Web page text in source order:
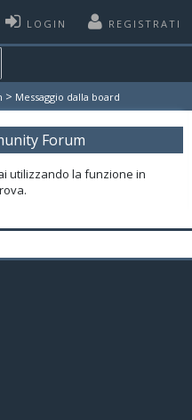
LOGIN REGISTRATI
> Messaggio dalla board
Forum
utilizzando la funzione in